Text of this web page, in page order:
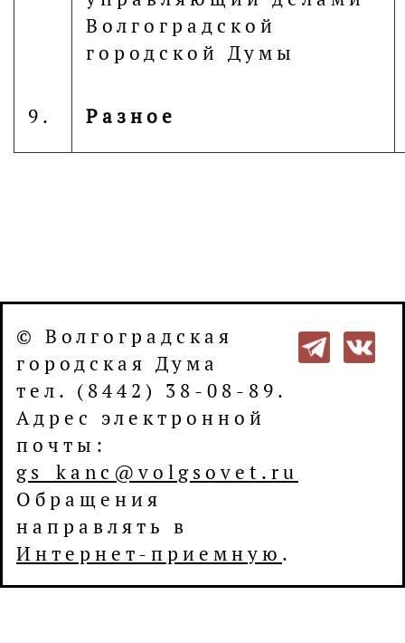
Волгоградской
городской Думы
9. Разное
© Волгоградская
городская Дума
тел. (8442) 38-08-89.
Адрес электронной
почты:
gs_kanc@volgsovet.ru
Обращения
направлять в
Интернет-приемную .